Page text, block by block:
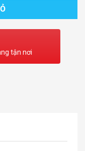
tận nơi